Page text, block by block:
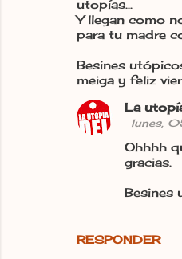
utopías...
Y llegan como
para tu madre
Besines
meiga y feliz
RESPONDER
La
lunes,
Ohhhh
gracias.
Besines